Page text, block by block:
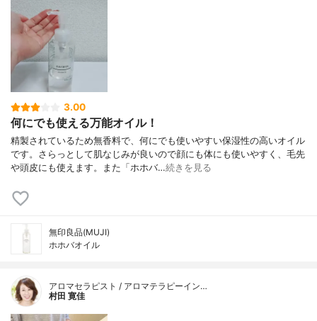
3.00
何にでも使える万能オイル！
精製されているため無香料で、何にでも使いやすい保湿性の高いオイル
です。さらっとして肌なじみが良いので顔にも体にも使いやすく、毛先
や頭皮にも使えます。また「ホホバ…続きを見る
無印良品(MUJI)
ホホバオイル
アロマセラピスト / アロマテラピーイン…
村田 寛佳